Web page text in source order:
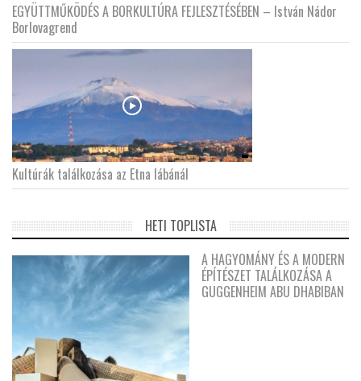
EGYÜTTMŰKÖDÉS A BORKULTÚRA FEJLESZTÉSÉBEN – István Nádor
Borlovagrend
Kultúrák találkozása az Etna lábánál
HETI TOPLISTA
A HAGYOMÁNY ÉS A MODERN
ÉPÍTÉSZET TALÁLKOZÁSA A
GUGGENHEIM ABU DHABIBAN